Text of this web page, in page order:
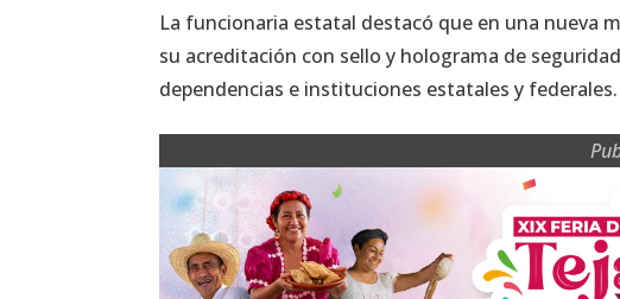
La funcionaria estatal destacó que en una nueva
su acreditación con sello y holograma de
dependencias e instituciones estatales y federales.